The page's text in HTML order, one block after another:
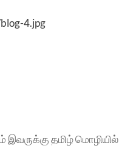
4.jpg
இவருக்கு தமிழ் மொழியில்